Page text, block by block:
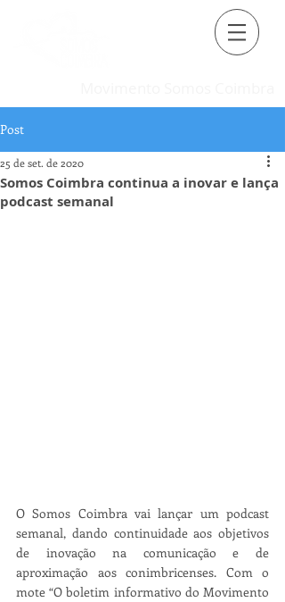
Post
Somos Coimbra continua a inovar e lança
podcast semanal
25 de set. de 2020
O Somos Coimbra vai lançar um podcast
semanal, dando continuidade aos objetivos
de inovação na comunicação e de
aproximação aos conimbricenses. Com o
mote “O boletim informativo do Movimento